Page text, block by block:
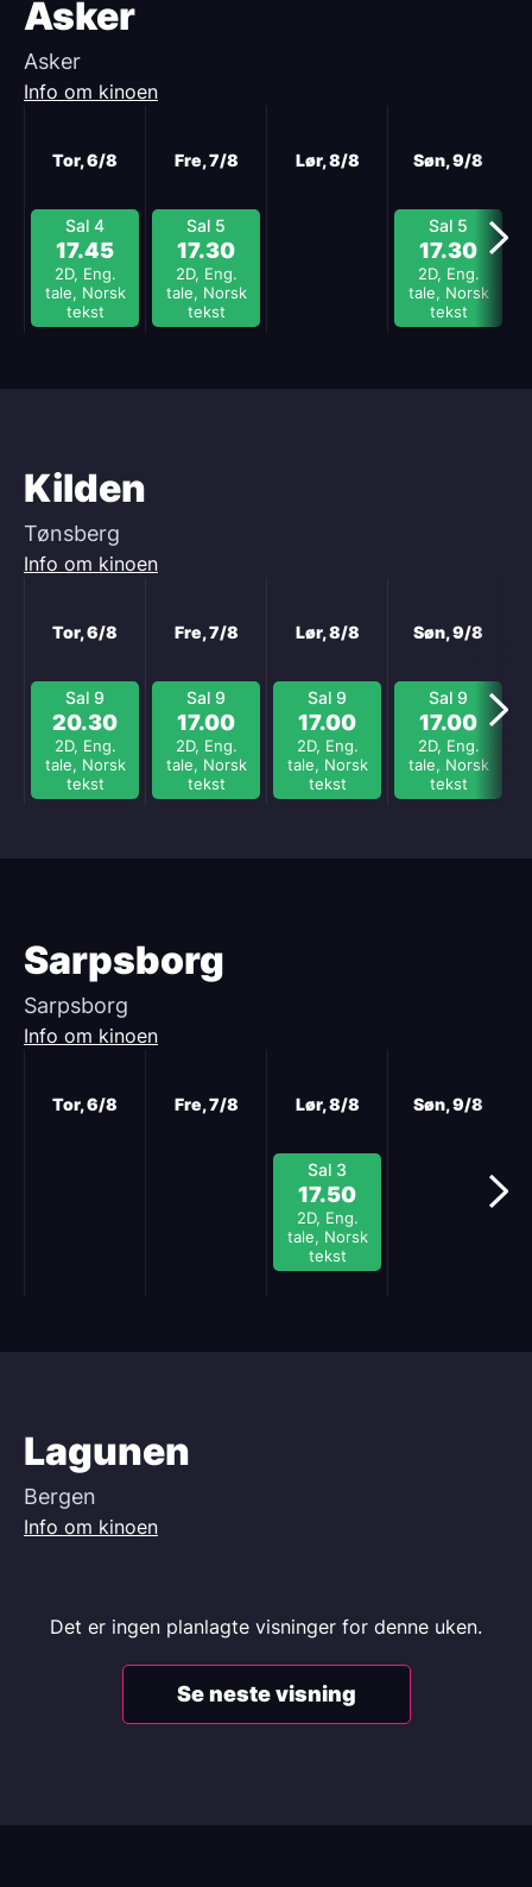
Asker
Asker
Info om kinoen
Tor, 6/8
Sal 4
17.45
2D, Eng.
tale, Norsk
tekst
Fre, 7/8
Sal 5
17.30
2D, Eng.
tale, Norsk
tekst
Lør, 8/8 Søn, 9/8
Sal 5
17.30
2D, Eng.
tale, Norsk
tekst
Kilden
Tønsberg
Info om kinoen
Tor, 6/8
Sal 9
20.30
2D, Eng.
tale, Norsk
tekst
Fre, 7/8
Sal 9
17.00
2D, Eng.
tale, Norsk
tekst
Lør, 8/8
Sal 9
17.00
2D, Eng.
tale, Norsk
tekst
Søn, 9/8
Sal 9
17.00
2D, Eng.
tale, Norsk
tekst
Sarpsborg
Sarpsborg
Info om kinoen
Tor, 6/8 Fre, 7/8 Lør, 8/8
Sal 3
17.50
2D, Eng.
tale, Norsk
tekst
Søn, 9/8
Lagunen
Bergen
Info om kinoen
Det er ingen planlagte visninger for denne uken.
Se neste visning